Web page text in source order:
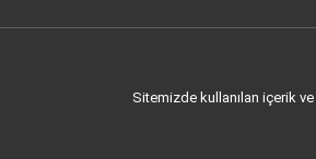
Sitemizde kullanılan içerik ve